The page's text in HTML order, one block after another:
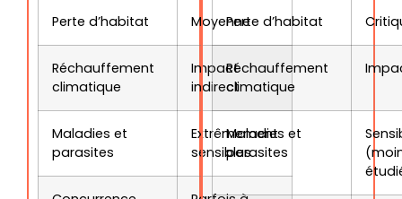
Perte d’habitat Moyenne
Réchauffement
climatique
Impact
indirect
Maladies et
parasites
Extrêmement
sensibles
Perte d’habitat
Réchauffement
climatique
Maladies et
parasites